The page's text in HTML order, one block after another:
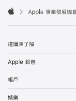

Apple 事業發展機
選購與了解
Apple 銀包
帳戶
娛樂